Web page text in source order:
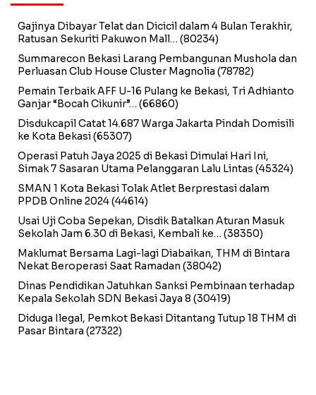
Gajinya Dibayar Telat dan Dicicil dalam 4 Bulan Terakhir,
Ratusan Sekuriti Pakuwon Mall… (80234)
Summarecon Bekasi Larang Pembangunan Mushola dan
Perluasan Club House Cluster Magnolia (78782)
Pemain Terbaik AFF U-16 Pulang ke Bekasi, Tri Adhianto
Ganjar “Bocah Cikunir”… (66860)
Disdukcapil Catat 14.687 Warga Jakarta Pindah Domisili
ke Kota Bekasi(65307)
Operasi Patuh Jaya 2025 di Bekasi Dimulai Hari Ini,
Simak 7 Sasaran Utama Pelanggaran Lalu Lintas (45324)
SMAN 1 Kota Bekasi Tolak Atlet Berprestasi dalam
PPDB Online 2024(44614)
Usai Uji Coba Sepekan, Disdik Batalkan Aturan Masuk
Sekolah Jam 6.30 di Bekasi, Kembali ke… (38350)
Maklumat Bersama Lagi-lagi Diabaikan, THM di Bintara
Nekat Beroperasi Saat Ramadan (38042)
Dinas Pendidikan Jatuhkan Sanksi Pembinaan terhadap
Kepala Sekolah SDN Bekasi Jaya 8 (30419)
Diduga Ilegal, Pemkot Bekasi Ditantang Tutup 18 THM di
Pasar Bintara (27322)